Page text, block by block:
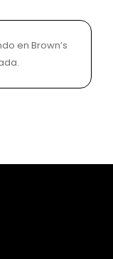
en Brown’s